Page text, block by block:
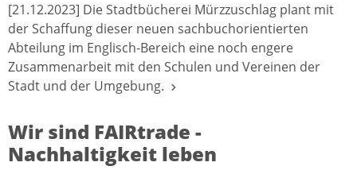
[21.12.2023] Die Stadtbücherei Mürzzuschlag plant mit
der Schaffung dieser neuen sachbuchorientierten
Abteilung im Englisch-Bereich eine noch engere
Zusammenarbeit mit den Schulen und Vereinen der
Stadt und der Umgebung.
Wir sind FAIRtrade -
Nachhaltigkeit leben